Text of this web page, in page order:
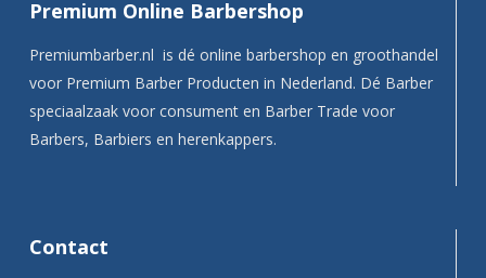
Premium Online Barbershop
Premiumbarber.nl is dé online barbershop en groothandel
voor Premium Barber Producten in Nederland. Dé Barber
speciaalzaak voor consument en Barber Trade voor
Barbers, Barbiers en herenkappers.
Contact